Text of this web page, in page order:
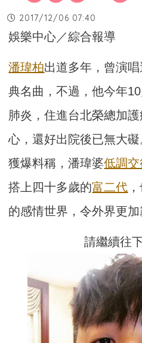
2017/12/06 07:40
娛樂中心／綜合報導
潘瑋柏出道多年，曾演
典名曲，不過，他今年
肺炎，住進台北榮總加
心，還好出院後已無大
獲爆料稱，潘瑋婆低調交
搭上四十多歲的富二代
的感情世界，令外界更加
請繼續往